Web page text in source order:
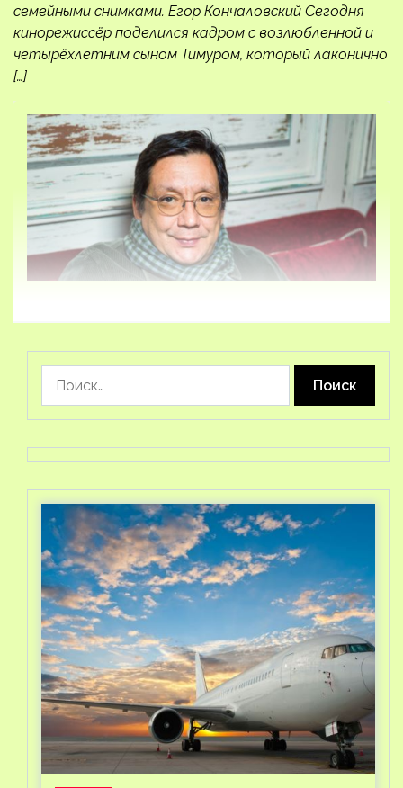
семейными снимками. Егор Кончаловский Сегодня
кинорежиссёр поделился кадром с возлюбленной и
четырёхлетним сыном Тимуром, который лаконично
[…]